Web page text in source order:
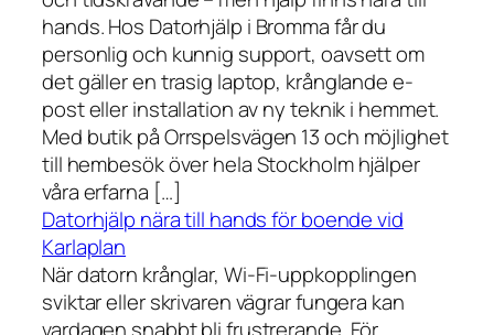
hands. Hos Datorhjälp i Bromma får du
personlig och kunnig support, oavsett om
det gäller en trasig laptop, krånglande e-
post eller installation av ny teknik i hemmet.
Med butik på Orrspelsvägen 13 och möjlighet
till hembesök över hela Stockholm hjälper
våra erfarna […]
Datorhjälp nära till hands för boende vid
Karlaplan
När datorn krånglar, Wi-Fi-uppkopplingen
sviktar eller skrivaren vägrar fungera kan